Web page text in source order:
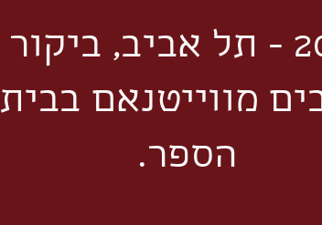
2011 - תל אביב, ביקור
מווייטנאם בבית
הספר.